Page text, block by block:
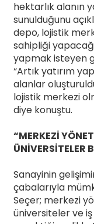
hektarlık alanın
sunulduğunu
depo, lojistik
sahipliği
yapmak isteyen
“Artık yatırım
alanlar
lojistik merkezi
diye konuştu.
“MERKEZİ
ÜNİVERSİTELER
Sanayinin
çabalarıyla
Seçer; merkezi
üniversiteler ve